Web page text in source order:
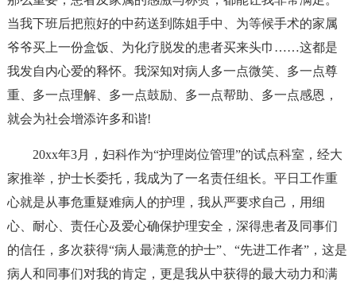
当我下班后把煎好的中药送到陈姐手中、为等候手术的家属
爷爷买上一份盒饭、为化疗脱发的患者买来头巾……这都是
我发自内心爱的释怀。我深知对病人多一点微笑、多一点尊
重、多一点理解、多一点鼓励、多一点帮助、多一点感恩，
就会为社会增添许多和谐!
20xx年3月，妇科作为“护理岗位管理”的试点科室，经大
家推举，护士长委托，我成为了一名责任组长。平日工作重
心就是从事危重疑难病人的护理，我从严要求自己，用细
心、耐心、责任心及爱心确保护理安全，深得患者及同事们
的信任，多次获得“病人最满意的护士”、“先进工作者”，这是
病人和同事们对我的肯定，更是我从中获得的最大动力和满